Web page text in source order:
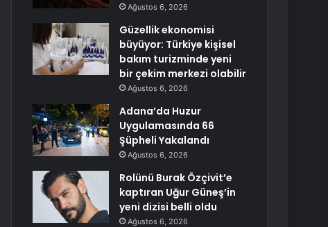
Ağustos 6, 2026
Güzellik ekonomisi
büyüyor: Türkiye kişisel
bakım turizminde yeni
bir çekim merkezi olabilir
Ağustos 6, 2026
Adana’da Huzur
Uygulamasında 66
Şüpheli Yakalandı
Ağustos 6, 2026
Rolünü Burak Özçivit’e
kaptıran Uğur Güneş’in
yeni dizisi belli oldu
Ağustos 6, 2026